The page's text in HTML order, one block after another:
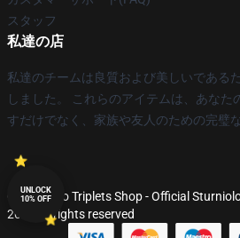
スタッフ
私達の店
私達のチームは良質および美しいである
しました。 これらのアイテムは、あなた
すだけでなく、家族や友人のための完璧
© Sturniolo Triplets Shop - Official
2026 all rights reserved
UNLOCK
10% OFF